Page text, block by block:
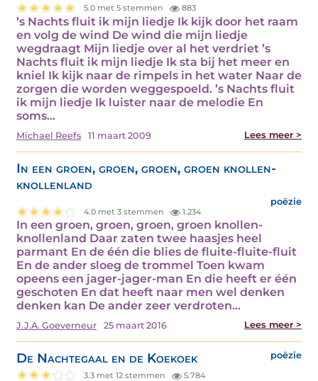
5.0 met 5 stemmen 883
’s Nachts fluit ik mijn liedje Ik kijk door het raam
en volg de wind De wind die mijn liedje
wegdraagt Mijn liedje over al het verdriet ’s
Nachts fluit ik mijn liedje Ik sta bij het meer en
kniel Ik kijk naar de rimpels in het water Naar de
zorgen die worden weggespoeld. ’s Nachts fluit
ik mijn liedje Ik luister naar de melodie En
soms…
Michael Reefs 11 maart 2009 Lees meer >
In een groen, groen, groen, groen knollen-
knollenland
poëzie
4.0 met 3 stemmen 1.234
In een groen, groen, groen, groen knollen-
knollenland Daar zaten twee haasjes heel
parmant En de één die blies de fluite-fluite-fluit
En de ander sloeg de trommel Toen kwam
opeens een jager-jager-man En die heeft er één
geschoten En dat heeft naar men wel denken
denken kan De ander zeer verdroten…
J.J.A. Goeverneur 25 maart 2016 Lees meer >
De Nachtegaal en de Koekoek poëzie
3.3 met 12 stemmen 5.784